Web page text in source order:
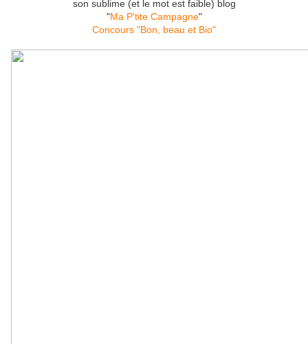
son sublime (et le mot est faible) blog
"Ma P'tite Campagne"
Concours "Bon, beau et Bio"